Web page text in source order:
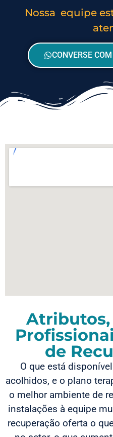
Nossa equipe
CONVERSE
Atributos,
de
O que está
acolhidos, e o plano
o melhor ambiente de
instalações à equipe
recuperação oferta o